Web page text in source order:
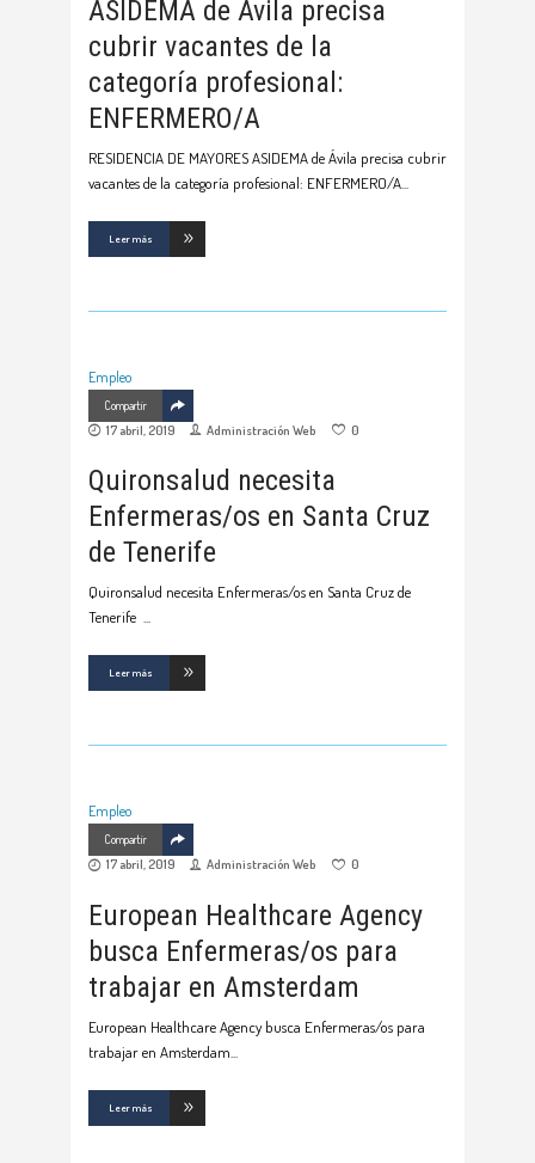
ASIDEMA de Ávila precisa
cubrir vacantes de la
categoría profesional:
ENFERMERO/A
RESIDENCIA DE MAYORES ASIDEMA de Ávila precisa cubrir
vacantes de la categoría profesional: ENFERMERO/A
Leer más
Empleo
Compartir
17 abril, 2019 Administración Web 0
Quironsalud necesita
Enfermeras/os en Santa Cruz
de Tenerife
Quironsalud necesita Enfermeras/os en Santa Cruz de
Tenerife
Leer más
Empleo
Compartir
17 abril, 2019 Administración Web 0
European Healthcare Agency
busca Enfermeras/os para
trabajar en Amsterdam
European Healthcare Agency busca Enfermeras/os para
trabajar en Amsterdam
Leer más